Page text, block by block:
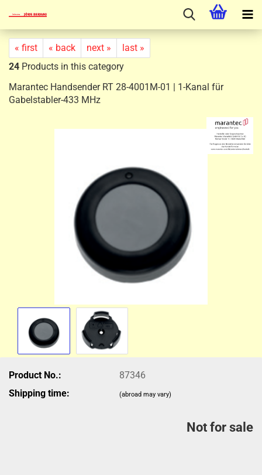
« first « back next »
last »
24 Products in this category
Marantec Handsender RT 28-4001M-01 | 1-Kanal für
Gabelstabler-433 MHz
Product No.:
87346
Shipping time:
(abroad may vary)
Not for sale